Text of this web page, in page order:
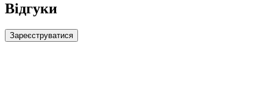
Відгуки
Зареєструватися